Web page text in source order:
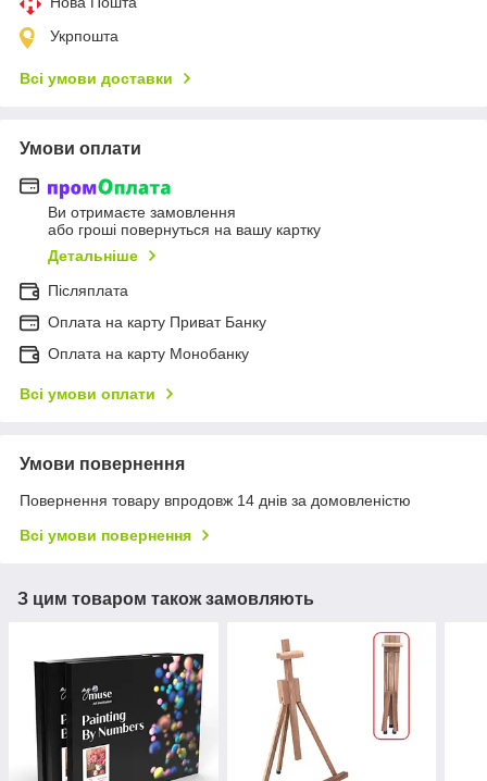
Укрпошта
Всі умови доставки
Умови оплати
Ви отримаєте замовлення
або гроші повернуться на вашу картку
Детальніше
Післяплата
Оплата на карту Приват Банку
Оплата на карту Монобанку
Всі умови оплати
Умови повернення
Повернення товару впродовж 14 днів за домовленістю
Всі умови повернення
З цим товаром також замовляють